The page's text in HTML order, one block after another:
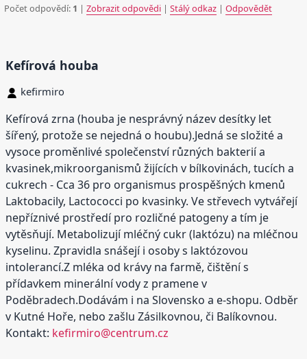
Počet odpovědí: 1 |Zobrazit odpovědi |Stálý odkaz |Odpovědět
Kefírová houba
kefirmiro
Kefírová zrna (houba je nesprávný název desítky let
šířený, protože se nejedná o houbu).Jedná se složité a
vysoce proměnlivé společenství různých bakterií a
kvasinek,mikroorganismů žijících v bílkovinách, tucích a
cukrech - Cca 36 pro organismus prospěšných kmenů
Laktobacily, Lactococci po kvasinky. Ve střevech vytvářejí
nepříznivé prostředí pro rozličné patogeny a tím je
vytěsňují. Metabolizují mléčný cukr (laktózu) na mléčnou
kyselinu. Zpravidla snášejí i osoby s laktózovou
intolerancí.Z mléka od krávy na farmě, čištění s
přídavkem minerální vody z pramene v
Poděbradech.Dodávám i na Slovensko a e-shopu. Odběr
v Kutné Hoře, nebo zašlu Zásilkovnou, či Balíkovnou.
Kontakt: kefirmiro@centrum.cz